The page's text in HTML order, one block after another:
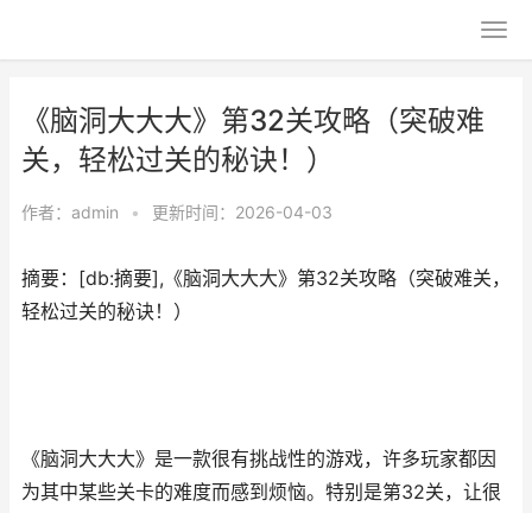
《脑洞大大大》第32关攻略（突破难
关，轻松过关的秘诀！）
作者： admin • 更新时间：2026-04-03
摘要：[db:摘要],《脑洞大大大》第32关攻略（突破难关，
轻松过关的秘诀！）
《脑洞大大大》是一款很有挑战性的游戏，许多玩家都因
为其中某些关卡的难度而感到烦恼。特别是第32关，让很